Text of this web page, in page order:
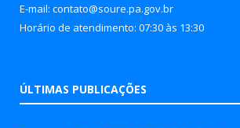
E-mail: contato@soure.pa.gov.br
Horário de atendimento: 07:30 às 13:30
ÚLTIMAS PUBLICAÇÕES